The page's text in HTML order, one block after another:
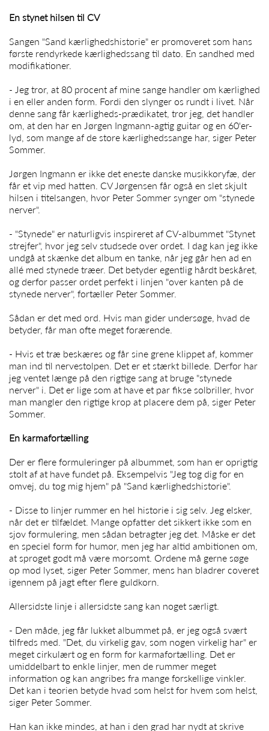
En stynet hilsen til CV
Sangen "Sand kærlighedshistorie" er promoveret som hans
første rendyrkede kærlighedssang til dato. En sandhed med
modifikationer.
- Jeg tror, at 80 procent af mine sange handler om kærlighed
i en eller anden form. Fordi den slynger os rundt i livet. Når
denne sang får kærligheds-prædikatet, tror jeg, det handler
om, at den har en Jørgen Ingmann-agtig guitar og en 60'er-
lyd, som mange af de store kærlighedssange har, siger Peter
Sommer.
Jørgen Ingmann er ikke det eneste danske musikkoryfæ, der
får et vip med hatten. CV Jørgensen får også en slet skjult
hilsen i titelsangen, hvor Peter Sommer synger om "stynede
nerver".
- "Stynede" er naturligvis inspireret af CV-albummet "Stynet
strejfer", hvor jeg selv studsede over ordet. I dag kan jeg ikke
undgå at skænke det album en tanke, når jeg går hen ad en
allé med stynede træer. Det betyder egentlig hårdt beskåret,
og derfor passer ordet perfekt i linjen "over kanten på de
stynede nerver", fortæller Peter Sommer.
Sådan er det med ord. Hvis man gider undersøge, hvad de
betyder, får man ofte meget forærende.
- Hvis et træ beskæres og får sine grene klippet af, kommer
man ind til nervestolpen. Det er et stærkt billede. Derfor har
jeg ventet længe på den rigtige sang at bruge "stynede
nerver" i. Det er lige som at have et par fikse solbriller, hvor
man mangler den rigtige krop at placere dem på, siger Peter
Sommer.
En karmafortælling
Der er flere formuleringer på albummet, som han er oprigtig
stolt af at have fundet på. Eksempelvis "Jeg tog dig for en
omvej, du tog mig hjem" på "Sand kærlighedshistorie".
- Disse to linjer rummer en hel historie i sig selv. Jeg elsker,
når det er tilfældet. Mange opfatter det sikkert ikke som en
sjov formulering, men sådan betragter jeg det. Måske er det
en speciel form for humor, men jeg har altid ambitionen om,
at sproget godt må være morsomt. Ordene må gerne søge
op mod lyset, siger Peter Sommer, mens han bladrer coveret
igennem på jagt efter flere guldkorn.
Allersidste linje i allersidste sang kan noget særligt.
- Den måde, jeg får lukket albummet på, er jeg også svært
tilfreds med. "Det, du virkelig gav, som nogen virkelig har" er
meget cirkulært og en form for karmafortælling. Det er
umiddelbart to enkle linjer, men de rummer meget
information og kan angribes fra mange forskellige vinkler.
Det kan i teorien betyde hvad som helst for hvem som helst,
siger Peter Sommer.
Han kan ikke mindes, at han i den grad har nydt at skrive